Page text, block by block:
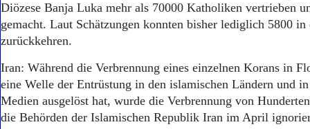
Diözese Banja Luka mehr als 70000 Katholiken vertrieben
gemacht. Laut Schätzungen konnten bisher lediglich 5800
zurückkehren.
Iran: Während die Verbrennung eines einzelnen Korans in
eine Welle der Entrüstung in den islamischen Ländern und
Medien ausgelöst hat, wurde die Verbrennung von
die Behörden der Islamischen Republik Iran im April